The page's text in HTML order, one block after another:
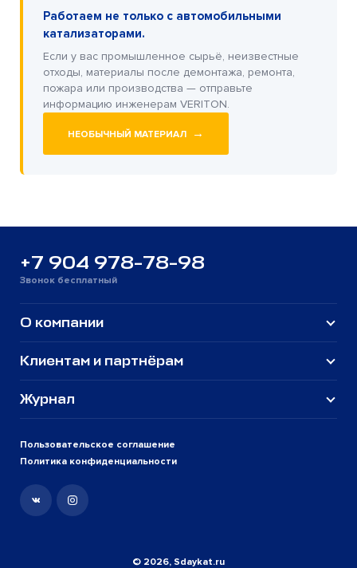
Работаем не только с автомобильными
катализаторами.
Если у вас промышленное сырьё, неизвестные
отходы, материалы после демонтажа, ремонта,
пожара или производства — отправьте
информацию инженерам VERITON.
НЕОБЫЧНЫЙ МАТЕРИАЛ →
+7 904 978-78-98
Звонок бесплатный
Пользовательское соглашение
Политика конфиденциальности
О компании
Клиентам и партнёрам
Журнал
© 2026, Sdaykat.ru